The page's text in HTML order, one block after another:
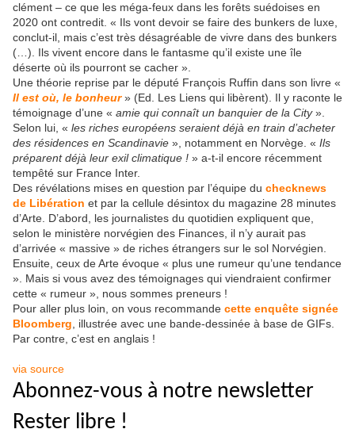
clément – ce que les méga-feux dans les forêts suédoises en
2020 ont contredit. « Ils vont devoir se faire des bunkers de luxe,
conclut-il, mais c’est très désagréable de vivre dans des bunkers
(…). Ils vivent encore dans le fantasme qu’il existe une île
déserte où ils pourront se cacher ».
Une théorie reprise par le député François Ruffin dans son livre «
Il est où, le bonheur» (Ed. Les Liens qui libèrent). Il y raconte le
témoignage d’une « amie qui connaît un banquier de la City».
Selon lui, « les riches européens seraient déjà en train d’acheter
des résidences en Scandinavie », notamment en Norvège. « Ils
préparent déjà leur exil climatique ! » a-t-il encore récemment
tempêté sur France Inter.
Des révélations mises en question par l’équipe du checknews
de Libération et par la cellule désintox du magazine 28 minutes
d’Arte. D’abord, les journalistes du quotidien expliquent que,
selon le ministère norvégien des Finances, il n’y aurait pas
d’arrivée « massive » de riches étrangers sur le sol Norvégien.
Ensuite, ceux de Arte évoque « plus une rumeur qu’une tendance
». Mais si vous avez des témoignages qui viendraient confirmer
cette « rumeur », nous sommes preneurs !
Pour aller plus loin, on vous recommande cette enquête signée
Bloomberg , illustrée avec une bande-dessinée à base de GIFs.
Par contre, c’est en anglais !
via source
Abonnez-vous à notre newsletter
Rester libre !